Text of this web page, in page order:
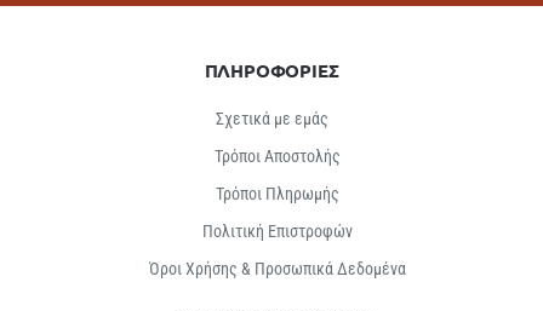
ΠΛΗΡΟΦΟΡΙΕΣ
Σχετικά με εμάς
Τρόποι Αποστολής
Τρόποι Πληρωμής
Πολιτική Επιστροφών
Όροι Χρήσης & Προσωπικά Δεδομένα